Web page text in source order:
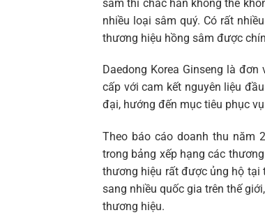
sâm thì chắc hẳn không thể
nhiều loại sâm quý. Có rất
thương hiệu hồng sâm được
Daedong Korea Ginseng là
cấp với cam kết nguyên liệu
đại, hướng đến mục tiêu phục
Theo báo cáo doanh thu năm
trong bảng xếp hạng các
thương hiệu rất được ủng hộ tại
sang nhiều quốc gia trên thế
thương hiệu.